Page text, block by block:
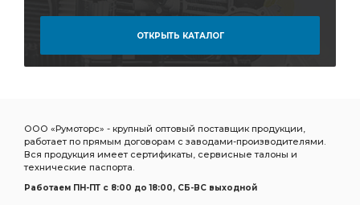
ОТКРЫТЬ КАТАЛОГ
ООО «Румоторс» - крупный оптовый поставщик продукции,
работает по прямым договорам с заводами-производителями.
Вся продукция имеет сертификаты, сервисные талоны и
технические паспорта.
Работаем ПН-ПТ c 8:00 до 18:00, СБ-ВС выходной